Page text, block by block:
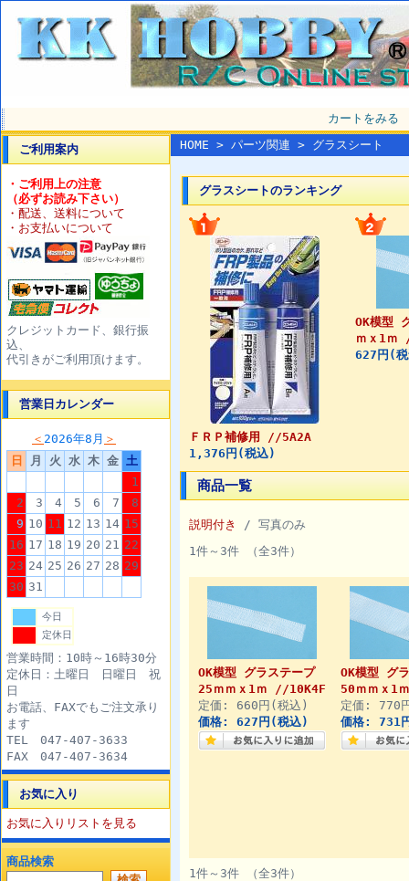
カートをみる
ご利用案内
・ご利用上の注意
（必ずお読み下さい）
・配送、送料について
・お支払いについて
クレジットカード、銀行振
込、
代引きがご利用頂けます。
営業日カレンダー
＜ 2026年8月 ＞
日
月 火 水 木 金 土
1
2
3 4 5 6 7
8
9 10 11 12 13 14 15
16 17 18 19 20 21 22
23 24 25 26 27 28 29
30 31
今日
定休日
営業時間：10時～16時30分
定休日：土曜日 日曜日 祝
日
お電話、FAXでもご注文承り
ます
TEL 047-407-3633
FAX 047-407-3634
お気に入り
お気に入りリストを見る
商品検索
HOME > パーツ関連 > グラスシート
グラスシートのランキング
ＦＲＰ補修用 //5A2A
1,376円(税込)
OK模型
ｍｘ1ｍ
627円(
商品一覧
説明付き
/ 写真のみ
1件～3件 （全3件）
OK模型 グラステープ
25ｍｍｘ1ｍ //10K4F
定価: 660円(税込)
価格: 627円(税込)
OK模型 グ
50ｍｍｘ1
定価: 770
価格: 731
1件～3件 （全3件）